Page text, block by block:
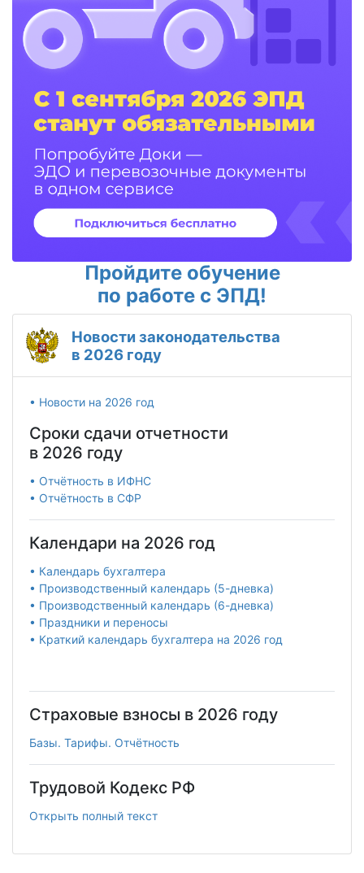
Пройдите обучение
по работе с ЭПД!
Новости законодательства
в 2026 году
• Новости на 2026 год
Сроки сдачи отчетности
в 2026 году
• Отчётность в ИФНС
• Отчётность в СФР
Календари на 2026 год
• Календарь бухгалтера
• Производственный календарь (5-дневка)
• Производственный календарь (6-дневка)
• Праздники и переносы
• Краткий календарь бухгалтера на 2026 год
Страховые взносы в 2026 году
Базы. Тарифы. Отчётность
Трудовой Кодекс РФ
Открыть полный текст